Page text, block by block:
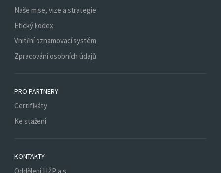
Naše mise, vize a strategie
Etický kodex
Vnitřní oznamovací systém
Zpracování osobních údajů
PRO PARTNERY
Certifikáty
Ke stažení
KONTAKTY
Oddělení HŽP a.s.